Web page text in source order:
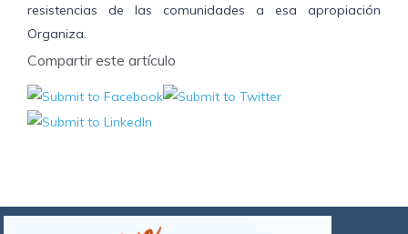
resistencias de las comunidades a esa apropiación
Organiza.
Compartir este artículo